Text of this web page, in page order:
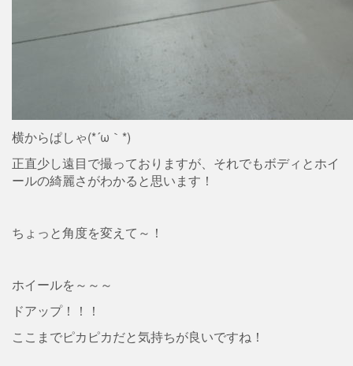
横からぱしゃ(*´ω｀*)
正直少し遠目で撮っておりますが、それでもボディとホイ
ールの綺麗さがわかると思います！
ちょっと角度を変えて～！
ホイールを～～～
ドアップ！！！
ここまでピカピカだと気持ちが良いですね！